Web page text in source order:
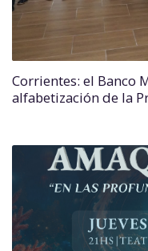
Corrientes: el Banco
alfabetización de la